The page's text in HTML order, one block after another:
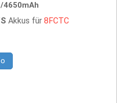
4650mAh
Akkus für 8FCTC